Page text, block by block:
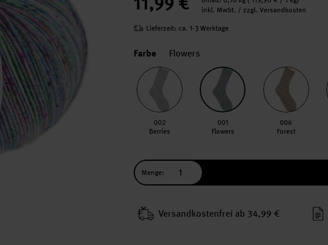
inkl. MwSt. / zzgl. Versandkosten
Lieferzeit: ca. 1-3 Werktage
Farbe Flowers
002
Berries
001
Flowers
006
Forest
Menge:
Versand­kosten­frei ab 34,99 €